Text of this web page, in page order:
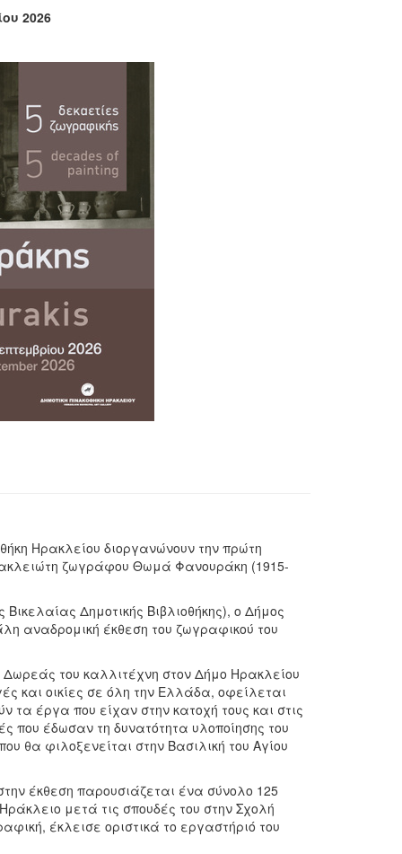
2026
Ηρακλείου διοργανώνουν την πρώτη
ζωγράφου Θωμά Φανουράκη (1915-
Δημοτικής Βιβλιοθήκης), ο Δήμος
αναδρομική έκθεση του ζωγραφικού του
του καλλιτέχνη στον Δήμο Ηρακλείου
και οικίες σε όλη την Ελλάδα, οφείλεται
τα έργα που είχαν στην κατοχή τους και στις
που έδωσαν τη δυνατότητα υλοποίησης του
θα φιλοξενείται στην Βασιλική του Αγίου
έκθεση παρουσιάζεται ένα σύνολο 125
μετά τις σπουδές του στην Σχολή
έκλεισε οριστικά το εργαστήριό του